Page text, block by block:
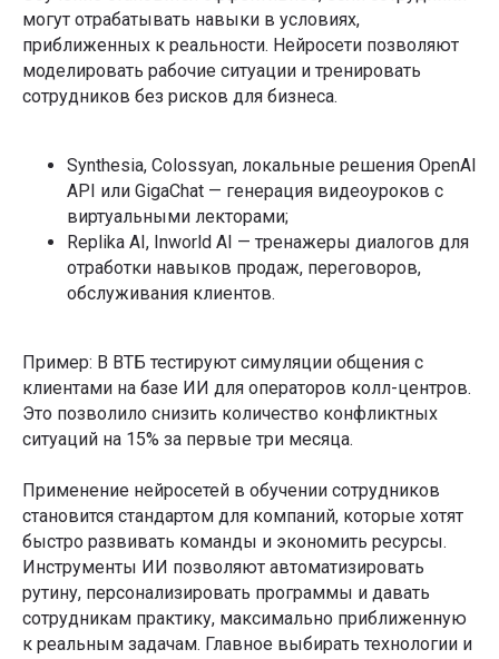
могут отрабатывать навыки в условиях,
приближенных к реальности. Нейросети позволяют
моделировать рабочие ситуации и тренировать
сотрудников без рисков для бизнеса.
Synthesia, Colossyan, локальные решения OpenAI
API или GigaChat — генерация видеоуроков с
виртуальными лекторами;
Replika AI, Inworld AI — тренажеры диалогов для
отработки навыков продаж, переговоров,
обслуживания клиентов.
Пример: В ВТБ тестируют симуляции общения с
клиентами на базе ИИ для операторов колл-центров.
Это позволило снизить количество конфликтных
ситуаций на 15% за первые три месяца.
Применение нейросетей в обучении сотрудников
становится стандартом для компаний, которые хотят
быстро развивать команды и экономить ресурсы.
Инструменты ИИ позволяют автоматизировать
рутину, персонализировать программы и давать
сотрудникам практику, максимально приближенную
к реальным задачам. Главное выбирать технологии и